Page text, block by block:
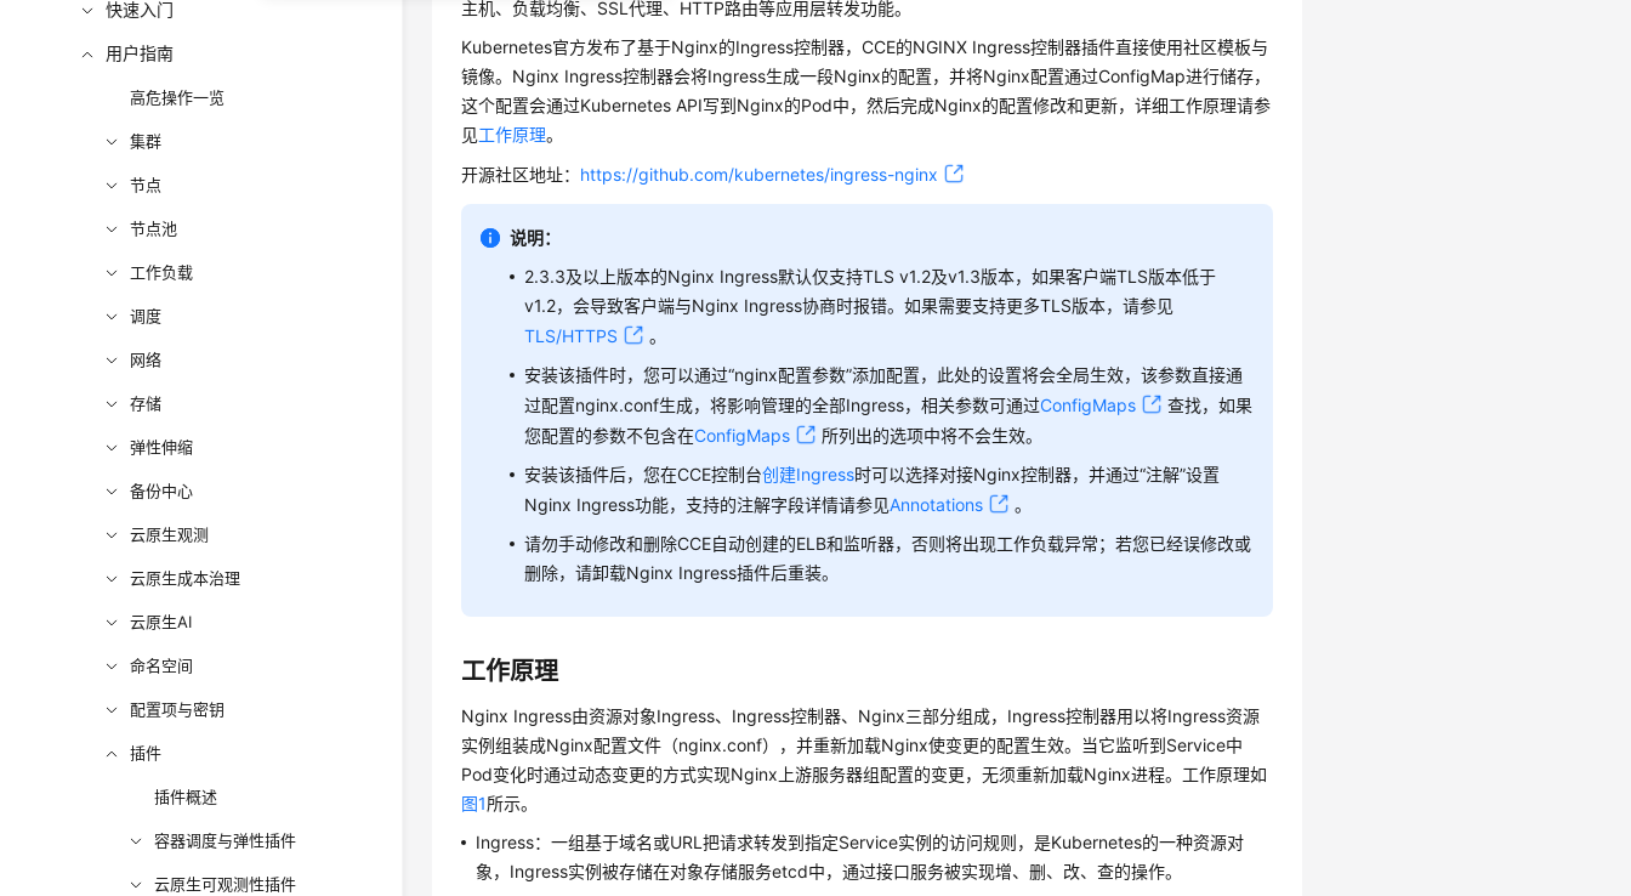
快速入门
用户指南
高危操作一览
集群
节点
节点池
工作负载
调度
网络
存储
弹性伸缩
备份中心
云原生观测
云原生成本治理
云原生AI
命名空间
配置项与密钥
插件
插件概述
容器调度与弹性插件
云原生可观测性插件
主机、负载均衡、SSL代理、HTTP路由等应用层转发功能。
Kubernetes官方发布了基于Nginx的Ingress控制器，CCE的NGINX Ingress控制器插件直接使用社区模板与
镜像。Nginx Ingress控制器会将Ingress生成一段Nginx的配置，并将Nginx配置通过ConfigMap进行储存，
这个配置会通过Kubernetes API写到Nginx的Pod中，然后完成Nginx的配置修改和更新，详细工作原理请参
见工作原理。
开源社区地址： https://github.com/kubernetes/ingress-nginx
说明：
2.3.3及以上版本的Nginx Ingress默认仅支持TLS v1.2及v1.3版本，如果客户端TLS版本低于
v1.2，会导致客户端与Nginx Ingress协商时报错。如果需要支持更多TLS版本，请参见
TLS/HTTPS
。
安装该插件时，您可以通过“nginx配置参数”添加配置，此处的设置将会全局生效，该参数直接通
过配置nginx.conf生成，将影响管理的全部Ingress，相关参数可通过ConfigMaps
查找，如果
您配置的参数不包含在ConfigMaps
所列出的选项中将不会生效。
安装该插件后，您在CCE控制台创建Ingress时可以选择对接Nginx控制器，并通过“注解”设置
Nginx Ingress功能，支持的注解字段详情请参见Annotations
。
请勿手动修改和删除CCE自动创建的ELB和监听器，否则将出现工作负载异常；若您已经误修改或
删除，请卸载Nginx Ingress插件后重装。
工作原理
Nginx Ingress由资源对象Ingress、Ingress控制器、Nginx三部分组成，Ingress控制器用以将Ingress资源
实例组装成Nginx配置文件（nginx.conf），并重新加载Nginx使变更的配置生效。当它监听到Service中
Pod变化时通过动态变更的方式实现Nginx上游服务器组配置的变更，无须重新加载Nginx进程。工作原理如
图1所示。
Ingress：一组基于域名或URL把请求转发到指定Service实例的访问规则，是Kubernetes的一种资源对
象，Ingress实例被存储在对象存储服务etcd中，通过接口服务被实现增、删、改、查的操作。